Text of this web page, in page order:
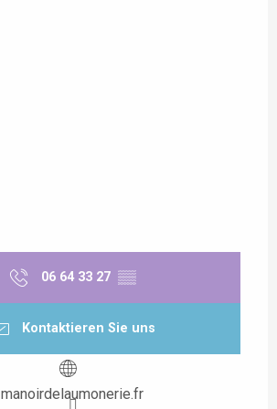
06 64 33 27 ▒▒
Kontaktieren Sie uns
manoirdelaumonerie.fr